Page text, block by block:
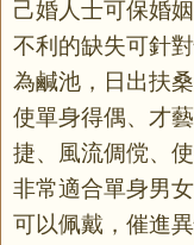
己婚人士可保婚
不利的缺失可針
為鹹池，日出扶
使單身得偶、才
捷、風流倜傥、
非常適合單身男
可以佩戴，催進